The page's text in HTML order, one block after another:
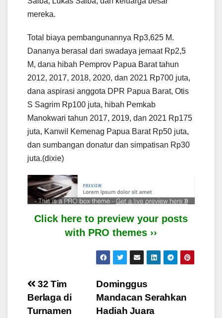
mereka.
Total biaya pembangunannya Rp3,625 M.
Dananya berasal dari swadaya jemaat Rp2,5
M, dana hibah Pemprov Papua Barat tahun
2012, 2017, 2018, 2020, dan 2021 Rp700 juta,
dana aspirasi anggota DPR Papua Barat, Otis
S Sagrim Rp100 juta, hibah Pemkab
Manokwari tahun 2017, 2019, dan 2021 Rp175
juta, Kanwil Kemenag Papua Barat Rp50 juta,
dan sumbangan donatur dan simpatisan Rp30
juta.(dixie)
Click here to preview your posts
with PRO themes ››
Post
navigation
Dominggus
Mandacan Serahkan
Hadiah Juara
32 Tim
Berlaga di
Turnamen